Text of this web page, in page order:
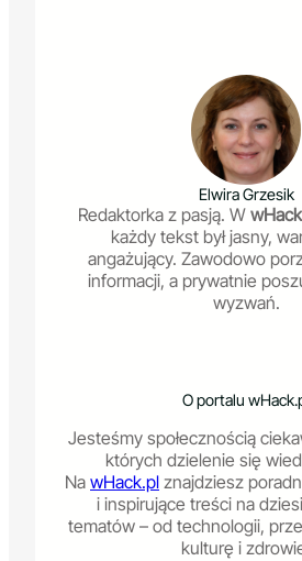
Elwira Grzesik
Redaktorka z pasją. W
każdy tekst był jasny,
angażujący. Zawodowo
informacji, a prywatnie
wyzwań.
O portalu
Jesteśmy społecznością
których dzielenie się
Na wHack.pl znajdziesz
i inspirujące treści na
tematów – od technologii,
kulturę i